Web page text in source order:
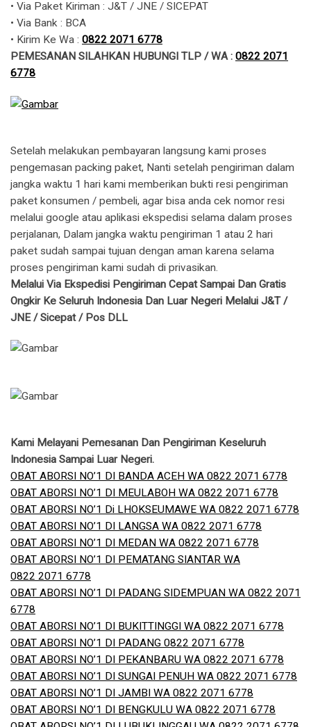
• Via Paket Kiriman : J&T / JNE / SICEPAT
• Via Bank : BCA
• Kirim Ke Wa : ​​ 0822 2071 6778
PEMESANAN SILAHKAN HUBUNGI TLP / WA : 0822 2071
6778
Setelah melakukan pembayaran langsung kami proses
pengemasan packing paket, Nanti setelah pengiriman dalam
jangka waktu 1 hari kami memberikan bukti resi pengiriman
paket konsumen / pembeli, agar bisa anda cek nomor resi
melalui google atau aplikasi ekspedisi selama dalam proses
perjalanan, Dalam jangka waktu pengiriman 1 atau 2 hari
paket sudah sampai tujuan dengan aman karena selama
proses pengiriman kami sudah di privasikan.
Melalui Via Ekspedisi Pengiriman Cepat Sampai Dan Gratis
Ongkir Ke Seluruh Indonesia Dan Luar Negeri Melalui J&T /
JNE / Sicepat / Pos DLL
Kami Melayani Pemesanan Dan Pengiriman Keseluruh
Indonesia Sampai Luar Negeri.
OBAT ABORSI NO’1 DI BANDA ACEH WA 0822 2071 6778
OBAT ABORSI NO’1 DI MEULABOH WA 0822 2071 6778
OBAT ABORSI NO’1 Di LHOKSEUMAWE WA 0822 2071 6778
OBAT ABORSI NO’1 DI LANGSA WA 0822 2071 6778
OBAT ABORSI NO’1 DI MEDAN WA 0822 2071 6778
OBAT ABORSI NO’1 DI PEMATANG SIANTAR WA
0822 2071 6778
OBAT ABORSI NO’1 DI PADANG SIDEMPUAN WA 0822 2071
6778
OBAT ABORSI NO’1 DI BUKITTINGGI WA 0822 2071 6778
OBAT ABORSI NO’1 DI PADANG 0822 2071 6778
OBAT ABORSI NO’1 DI PEKANBARU WA 0822 2071 6778
OBAT ABORSI NO’1 DI SUNGAI PENUH WA 0822 2071 6778
OBAT ABORSI NO’1 DI JAMBI WA 0822 2071 6778
OBAT ABORSI NO’1 DI BENGKULU WA 0822 2071 6778